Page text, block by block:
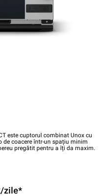
este cuptorul combinat Unox cu
de coacere într-un spațiu minim
pregătit pentru a îți da maxim.
zile*